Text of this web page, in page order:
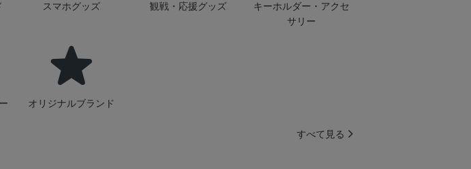
スマホグッズ 観戦・応援グッズ
キーホルダー・アクセ
サリー
オリジナルブランド
すべて見る